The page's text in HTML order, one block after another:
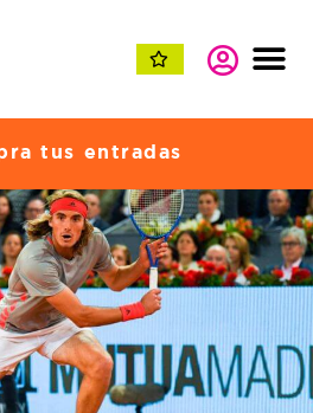
tus entradas